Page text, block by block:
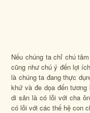
Nếu chúng ta chỉ chú
cũng như chú ý đến lợi
là chúng ta đang thực
khứ và đe dọa đến
di sản là có lỗi với cha
có lỗi với các thế hệ con